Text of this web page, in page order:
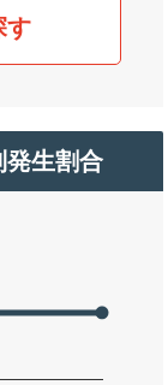
す
発生割合